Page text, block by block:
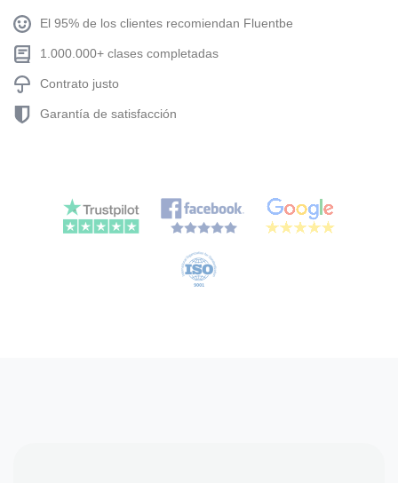
El 95% de los clientes recomiendan Fluentbe
1.000.000+ clases completadas
Contrato justo
Garantía de satisfacción